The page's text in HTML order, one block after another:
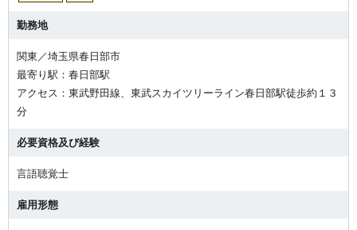
勤務地
関東／埼玉県春日部市
最寄り駅：春日部駅
アクセス：東武野田線、東武スカイツリーライン春日部駅徒歩約１３
分
必要資格及び経験
言語聴覚士
雇用形態